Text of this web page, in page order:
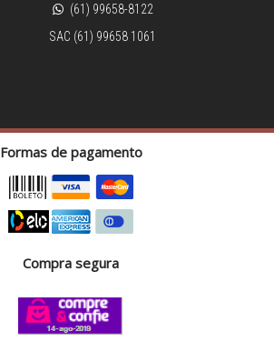
(61) 99658-8122
SAC (61) 99658 1061
Formas de pagamento
Compra segura